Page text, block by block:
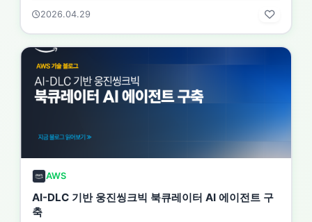
2026.04.29
AWS
AI-DLC 기반 웅진씽크빅 북큐레이터 AI 에이전트 구
축